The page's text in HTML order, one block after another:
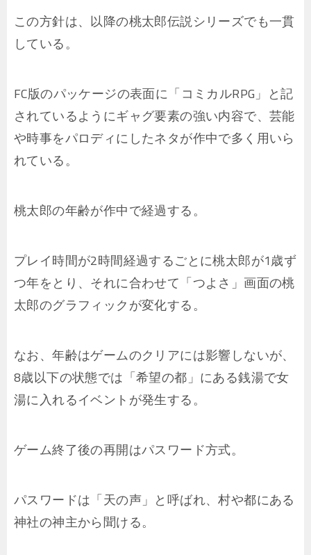
この方針は、以降の桃太郎伝説シリーズでも一貫
している。
FC版のパッケージの表面に「コミカルRPG」と記
されているようにギャグ要素の強い内容で、芸能
や時事をパロディにしたネタが作中で多く用いら
れている。
桃太郎の年齢が作中で経過する。
プレイ時間が2時間経過するごとに桃太郎が1歳ず
つ年をとり、それに合わせて「つよさ」画面の桃
太郎のグラフィックが変化する。
なお、年齢はゲームのクリアには影響しないが、
8歳以下の状態では「希望の都」にある銭湯で女
湯に入れるイベントが発生する。
ゲーム終了後の再開はパスワード方式。
パスワードは「天の声」と呼ばれ、村や都にある
神社の神主から聞ける。